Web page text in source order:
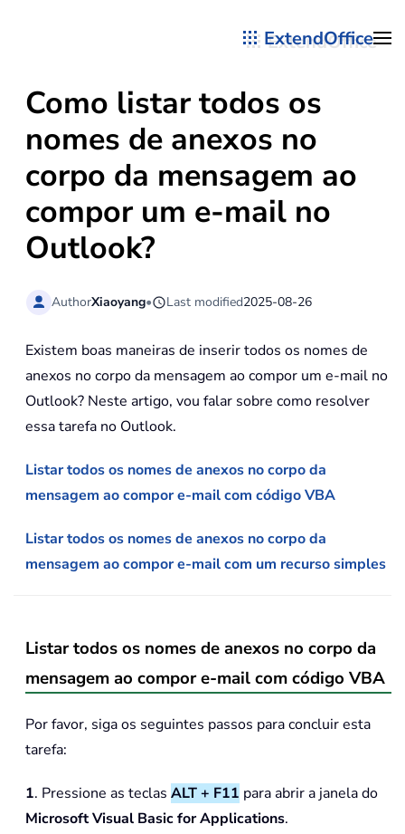
ExtendOffice
Como listar todos os
nomes de anexos no
corpo da mensagem ao
compor um e-mail no
Outlook?
AuthorXiaoyang• Last modified2025-08-26
Existem boas maneiras de inserir todos os nomes de
anexos no corpo da mensagem ao compor um e-mail no
Outlook? Neste artigo, vou falar sobre como resolver
essa tarefa no Outlook.
Listar todos os nomes de anexos no corpo da
mensagem ao compor e-mail com código VBA
Listar todos os nomes de anexos no corpo da
mensagem ao compor e-mail com um recurso simples
Listar todos os nomes de anexos no corpo da
mensagem ao compor e-mail com código VBA
Por favor, siga os seguintes passos para concluir esta
tarefa:
1. Pressione as teclas ALT + F11 para abrir a janela do
Microsoft Visual Basic for Applications.